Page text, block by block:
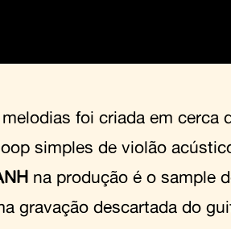
foi criada em cerca
simples de violão
na produção é o sample
gravação descartada do